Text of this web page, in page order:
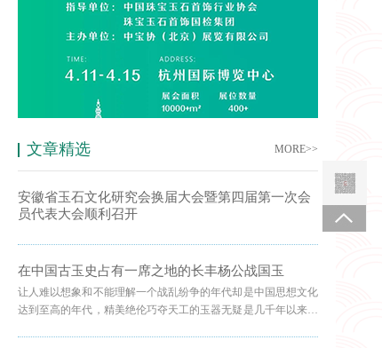
文章精选 MORE>>
安徽省玉石文化研究会换届大会暨第四届第一次会
员代表大会顺利召开
在中国古玉史占有一席之地的长丰杨公战国玉
让人难以想象和不能理解一个战乱纷争的年代却是中国思想文化
达到至高的年代，精美绝伦巧夺天工的玉器无疑是几千年以来巅